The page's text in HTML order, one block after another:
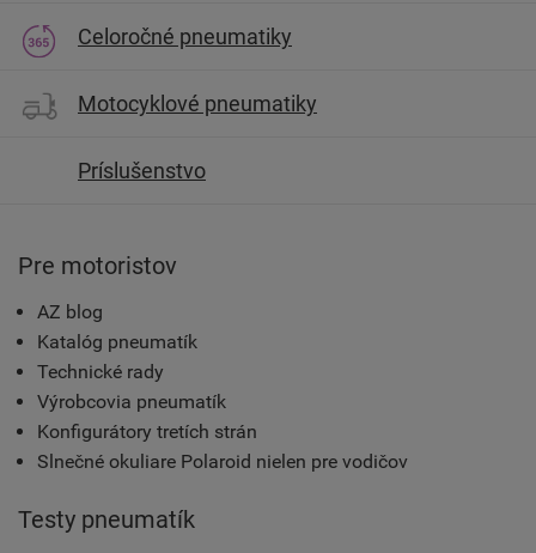
Celoročné pneumatiky
Motocyklové pneumatiky
Príslušenstvo
Pre motoristov
AZ blog
Katalóg pneumatík
Technické rady
Výrobcovia pneumatík
Konfigurátory tretích strán
Slnečné okuliare Polaroid nielen pre vodičov
Testy pneumatík